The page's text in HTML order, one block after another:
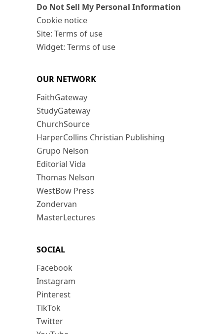
Do Not Sell My Personal Information
Cookie notice
Site: Terms of use
Widget: Terms of use
OUR NETWORK
FaithGateway
StudyGateway
ChurchSource
HarperCollins Christian Publishing
Grupo Nelson
Editorial Vida
Thomas Nelson
WestBow Press
Zondervan
MasterLectures
SOCIAL
Facebook
Instagram
Pinterest
TikTok
Twitter